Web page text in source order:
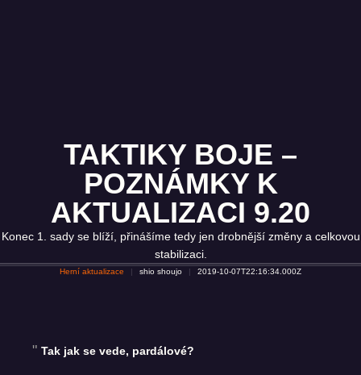
TAKTIKY BOJE –
POZNÁMKY K
AKTUALIZACI 9.20
Konec 1. sady se blíží, přinášíme tedy jen drobnější změny a celkovou
stabilizaci.
Herní aktualizace shio shoujo 2019-10-07T22:16:34.000Z
Tak jak se vede, pardálové?